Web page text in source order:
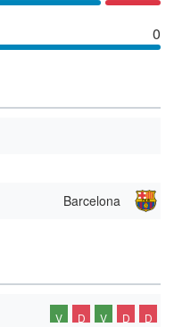
0
Barcelona
V D V D D